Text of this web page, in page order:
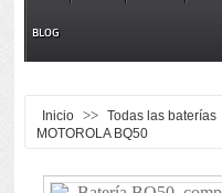
BLOG
Inicio >> Todas las baterías
MOTOROLA BQ50